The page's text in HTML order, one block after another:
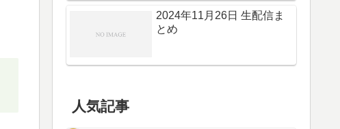
2024年11月26日 生配信ま
とめ
人気記事